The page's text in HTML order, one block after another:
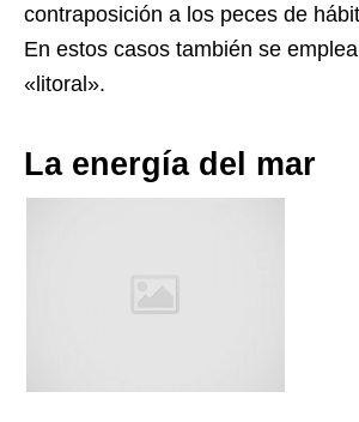
contraposición a los peces de
En estos casos también se
«litoral».
La energía del mar